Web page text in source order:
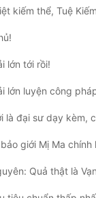
kiếm thể, Tuệ
lớn tới rồi!
lớn luyện công
giới Mị Ma chính